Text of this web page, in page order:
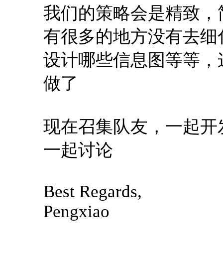
我们的策略会是精致
有很多的地方没有去
设计哪些信息图等等
做了
现在召集队友，一起
一起讨论
Best Regards,
Pengxiao